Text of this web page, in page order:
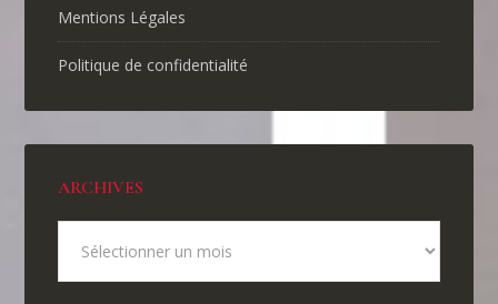
Mentions Légales
Politique de confidentialité
ARCHIVES